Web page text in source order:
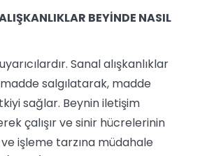
BEYİNDE NASIL
Sanal alışkanlıklar
salgılatarak, madde
sağlar. Beynin iletişim
çalışır ve sinir hücrelerinin
işleme tarzına müdahale